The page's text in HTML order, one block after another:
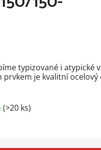
typizované i atypické
prvkem je kvalitní ocelový
(>20 ks)